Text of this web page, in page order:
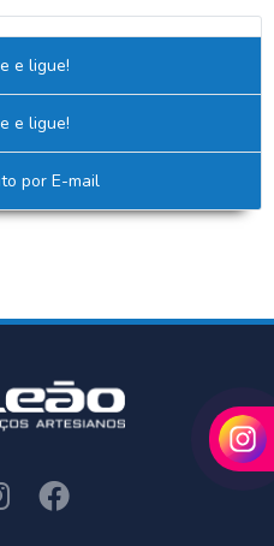
e ligue!
e ligue!
por E-mail